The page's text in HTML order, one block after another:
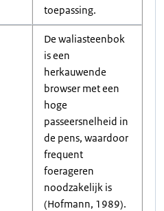
toepassing.
De waliasteenbok
is een
herkauwende
browser met een
hoge
passeersnelheid in
de pens, waardoor
frequent
foerageren
noodzakelijk is
(Hofmann, 1989).